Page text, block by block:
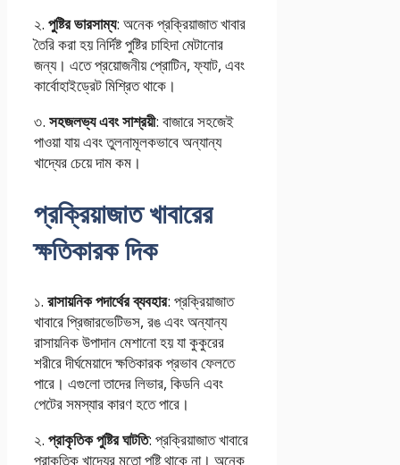
২. পুষ্টির ভারসাম্য: অনেক প্রক্রিয়াজাত খাবার
তৈরি করা হয় নির্দিষ্ট পুষ্টির চাহিদা মেটানোর
জন্য। এতে প্রয়োজনীয় প্রোটিন, ফ্যাট, এবং
কার্বোহাইড্রেট মিশ্রিত থাকে।
৩. সহজলভ্য এবং সাশ্রয়ী: বাজারে সহজেই
পাওয়া যায় এবং তুলনামূলকভাবে অন্যান্য
খাদ্যের চেয়ে দাম কম।
প্রক্রিয়াজাত খাবারের
ক্ষতিকারক দিক
১. রাসায়নিক পদার্থের ব্যবহার: প্রক্রিয়াজাত
খাবারে প্রিজারভেটিভস, রঙ এবং অন্যান্য
রাসায়নিক উপাদান মেশানো হয় যা কুকুরের
শরীরে দীর্ঘমেয়াদে ক্ষতিকারক প্রভাব ফেলতে
পারে। এগুলো তাদের লিভার, কিডনি এবং
পেটের সমস্যার কারণ হতে পারে।
২. প্রাকৃতিক পুষ্টির ঘাটতি: প্রক্রিয়াজাত খাবারে
প্রাকৃতিক খাদ্যের মতো পুষ্টি থাকে না। অনেক